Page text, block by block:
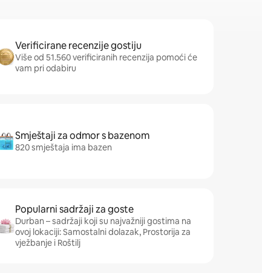
Verificirane recenzije gostiju
Više od 51.560 verificiranih recenzija pomoći će
vam pri odabiru
Smještaji za odmor s bazenom
820 smještaja ima bazen
Popularni sadržaji za goste
Durban – sadržaji koji su najvažniji gostima na
ovoj lokaciji: Samostalni dolazak, Prostorija za
vježbanje i Roštilj